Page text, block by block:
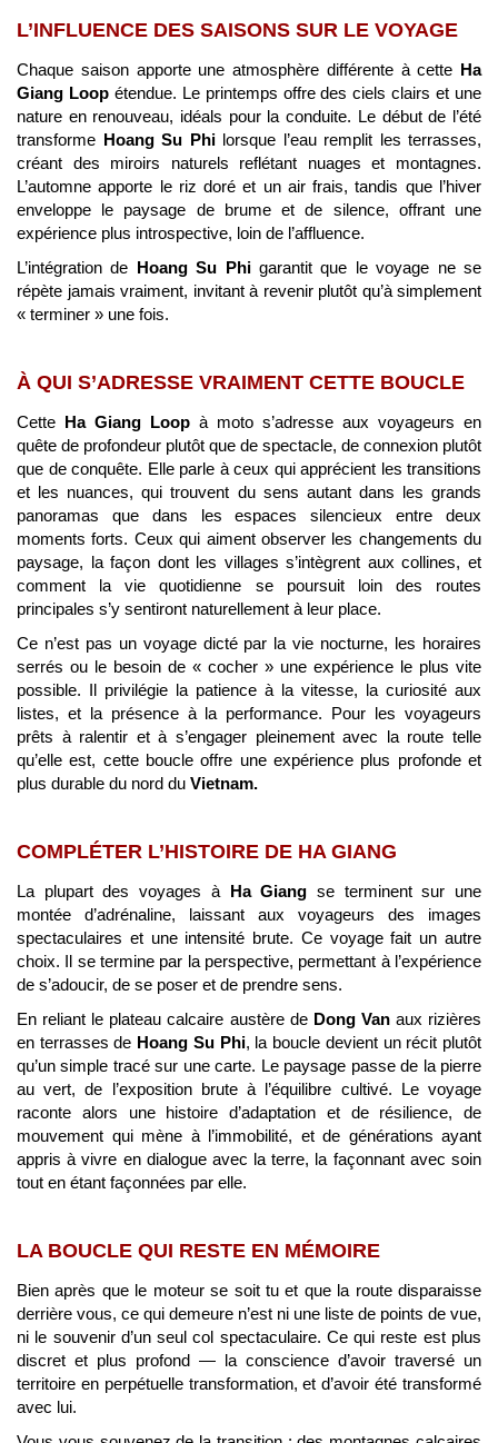
L’INFLUENCE DES SAISONS SUR LE VOYAGE
Chaque saison apporte une atmosphère différente à cette Ha
Giang Loopétendue. Le printemps offre des ciels clairs et une
nature en renouveau, idéals pour la conduite. Le début de l’été
transforme Hoang Su Philorsque l’eau remplit les terrasses,
créant des miroirs naturels reflétant nuages et montagnes.
L’automne apporte le riz doré et un air frais, tandis que l’hiver
enveloppe le paysage de brume et de silence, offrant une
expérience plus introspective, loin de l’affluence.
L’intégration de
Hoang Su Phigarantit que le voyage ne se
répète jamais vraiment, invitant à revenir plutôt qu’à simplement
« terminer » une fois.
À QUI S’ADRESSE VRAIMENT CETTE BOUCLE
Cette Ha Giang Loop à moto s’adresse aux voyageurs en
quête de profondeur plutôt que de spectacle, de connexion plutôt
que de conquête. Elle parle à ceux qui apprécient les transitions
et les nuances, qui trouvent du sens autant dans les grands
panoramas que dans les espaces silencieux entre deux
moments forts. Ceux qui aiment observer les changements du
paysage, la façon dont les villages s’intègrent aux collines, et
comment la vie quotidienne se poursuit loin des routes
principales s’y sentiront naturellement à leur place.
Ce n’est pas un voyage dicté par la vie nocturne, les horaires
serrés ou le besoin de « cocher » une expérience le plus vite
possible. Il privilégie la patience à la vitesse, la curiosité aux
listes, et la présence à la performance. Pour les voyageurs
prêts à ralentir et à s’engager pleinement avec la route telle
qu’elle est, cette boucle offre une expérience plus profonde et
plus durable du nord du Vietnam.
COMPLÉTER L’HISTOIRE DE HA GIANG
La plupart des voyages à Ha Giang se terminent sur une
montée d’adrénaline, laissant aux voyageurs des images
spectaculaires et une intensité brute. Ce voyage fait un autre
choix. Il se termine par la perspective, permettant à l’expérience
de s’adoucir, de se poser et de prendre sens.
En reliant le plateau calcaire austère de Dong Vanaux rizières
en terrasses de Hoang Su Phi, la boucle devient un récit plutôt
qu’un simple tracé sur une carte. Le paysage passe de la pierre
au vert, de l’exposition brute à l’équilibre cultivé. Le voyage
raconte alors une histoire d’adaptation et de résilience, de
mouvement qui mène à l’immobilité, et de générations ayant
appris à vivre en dialogue avec la terre, la façonnant avec soin
tout en étant façonnées par elle.
LA BOUCLE QUI RESTE EN MÉMOIRE
Bien après que le moteur se soit tu et que la route disparaisse
derrière vous, ce qui demeure n’est ni une liste de points de vue,
ni le souvenir d’un seul col spectaculaire. Ce qui reste est plus
discret et plus profond — la conscience d’avoir traversé un
territoire en perpétuelle transformation, et d’avoir été transformé
avec lui.